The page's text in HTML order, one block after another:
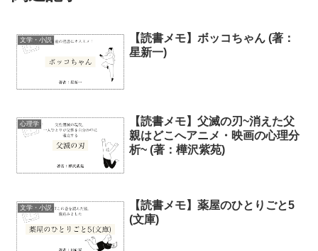
文学・小説
【読書メモ】ボッコちゃん (著：
星新一)
心理学
【読書メモ】父滅の刃~消えた父
親はどこへアニメ・映画の心理分
析~ (著：樺沢紫苑)
文学・小説
【読書メモ】薬屋のひとりごと5
(文庫)